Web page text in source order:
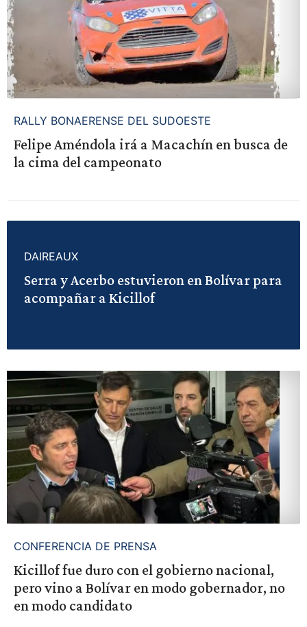
RALLY BONAERENSE DEL SUDOESTE
Felipe Améndola irá a Macachín en busca de
la cima del campeonato
DAIREAUX
Serra y Acerbo estuvieron en Bolívar para
acompañar a Kicillof
CONFERENCIA DE PRENSA
Kicillof fue duro con el gobierno nacional,
pero vino a Bolívar en modo gobernador, no
en modo candidato